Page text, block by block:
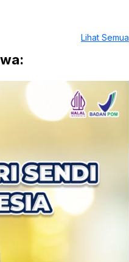
Lihat Semua